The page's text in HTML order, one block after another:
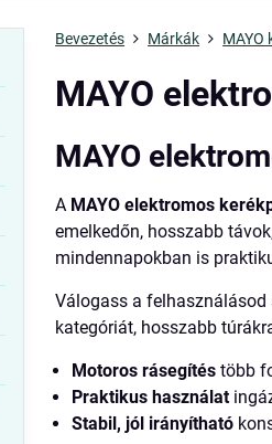
Bevezetés Márkák MAYO
MAYO
MAYO
A MAYO elektromos
emelkedőn, hosszabb
mindennapokban is
Válogass a
kategóriát, hosszabb
Motoros rásegítés több
Praktikus használat
Stabil, jól irányítható